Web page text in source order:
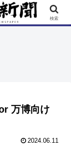
ネタ イベント
万博向け
2024.06.11
検索